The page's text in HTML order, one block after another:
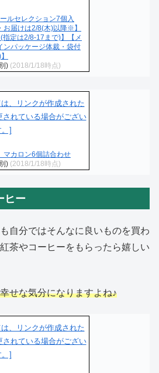
ルセレクション7個入
お届けは2/8(木)以降※】
定は2/8-17まで)】【メ
ンパッケージ体裁・袋付
) (2018/1/18時点)
マカロン6個詰合わせ
) (2018/1/18時点)
ヒー
自分ではそんなに良いものを買わ
茶やコーヒーをもらったら嬉しい
せな気分になりますよね♪